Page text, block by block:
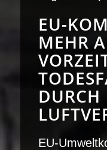
EU-
MEHR
DURCH
EU-